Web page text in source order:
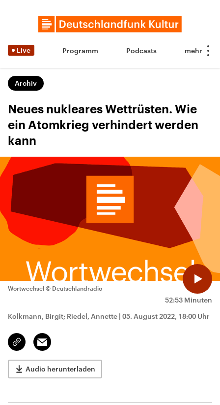
Live Programm Podcasts
Archiv
Neues nukleares Wettrüsten. Wie
ein Atomkrieg verhindert werden
kann
52:53 Minuten
Wortwechsel © Deutschlandradio
Kolkmann, Birgit; Riedel, Annette | 05. August 2022, 18:00 Uhr
Link
kopieren/teilen
Email
Audio herunterladen